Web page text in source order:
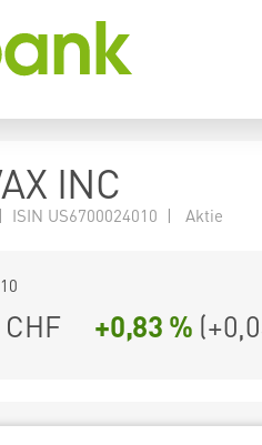
INC
ISIN US6700024010 | Aktie
CHF +0,83 % (